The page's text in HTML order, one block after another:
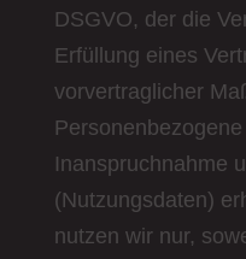
DSGVO, der die
Erfüllung eines
vorvertraglicher
Inanspruchnahme
(Nutzungsdaten)
nutzen wir nur,